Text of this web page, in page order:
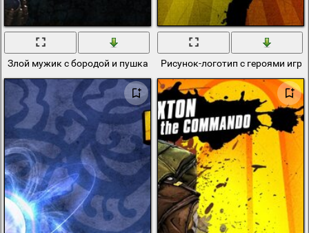
Злой мужик с бородой и пушкам Рисунок-логотип с героями